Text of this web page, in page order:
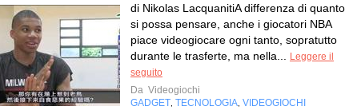
di Nikolas LacquanitiA differenza di quanto
si possa pensare, anche i giocatori NBA
piace videogiocare ogni tanto, sopratutto
durante le trasferte, ma nella...
Leggere il
seguito
Da Videogiochi
GADGET TECNOLOGIA VIDEOGIOCHI